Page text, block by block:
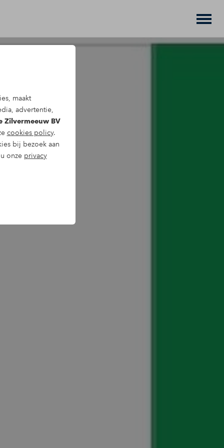
maakt
advertentie,
Zilvermeeuw BV
cookies policy.
bij bezoek aan
onze privacy